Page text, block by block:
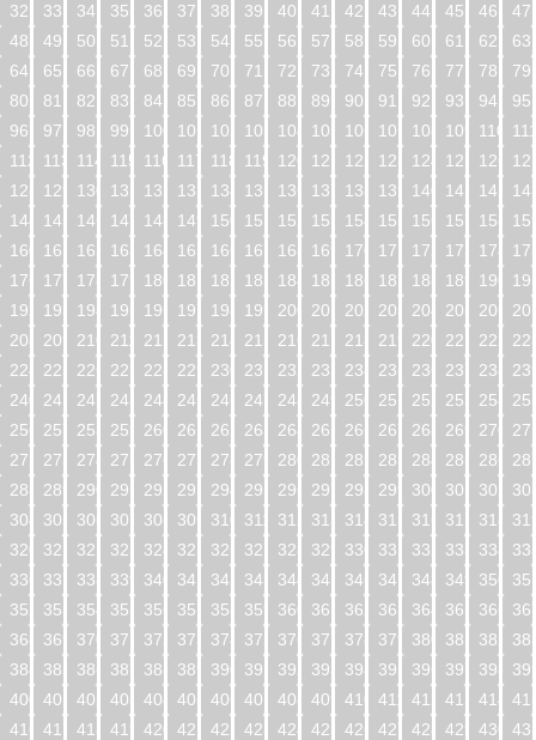
32
33 34 35 36 37 38 39 40 41 42 43 44 45 46
47
48
49 50 51 52 53 54 55 56 57 58 59 60 61 62
63
64
65 66 67 68 69 70 71 72 73 74 75 76 77 78
79
80
81 82 83 84 85 86 87 88 89 90 91 92 93 94
95
96
97 98 99 100 101 102 103 104 105 106 107 108 109 110
112
113 114 115 116 117 118 119 120 121 122 123 124 125 126
128
129 130 131 132 133 134 135 136 137 138 139 140 141 142
144
145 146 147 148 149 150 151 152 153 154 155 156 157 158
160
161 162 163 164 165 166 167 168 169 170 171 172 173 174
176
177 178 179 180 181 182 183 184 185 186 187 188 189 190
192
193 194 195 196 197 198 199 200 201 202 203 204 205 206
208
209 210 211 212 213 214 215 216 217 218 219 220 221 222
224
225 226 227 228 229 230 231 232 233 234 235 236 237 238
240
241 242 243 244 245 246 247 248 249 250 251 252 253 254
256
257 258 259 260 261 262 263 264 265 266 267 268 269 270
272
273 274 275 276 277 278 279 280 281 282 283 284 285 286
288
289 290 291 292 293 294 295 296 297 298 299 300 301 302
304
305 306 307 308 309 310 311 312 313 314 315 316 317 318
320
321 322 323 324 325 326 327 328 329 330 331 332 333 334
336
337 338 339 340 341 342 343 344 345 346 347 348 349 350
352
353 354 355 356 357 358 359 360 361 362 363 364 365 366
368
369 370 371 372 373 374 375 376 377 378 379 380 381 382
384
385 386 387 388 389 390 391 392 393 394 395 396 397 398
400
401 402 403 404 405 406 407 408 409 410 411 412 413 414
416
417 418 419 420 421 422 423 424 425 426 427 428 429 430